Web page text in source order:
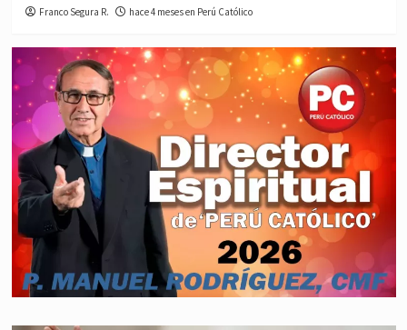
Franco Segura R. hace 4 meses en Perú Católico